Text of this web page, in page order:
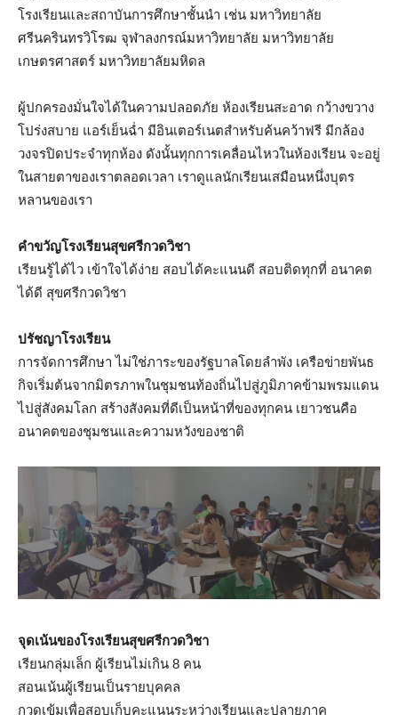
โรงเรียนและสถาบันการศึกษาชั้นนำ เช่น มหาวิทยาลัย
ศรีนครินทรวิโรฒ จุฬาลงกรณ์มหาวิทยาลัย มหาวิทยาลัย
เกษตรศาสตร์ มหาวิทยาลัยมหิดล
ผู้ปกครองมั่นใจได้ในความปลอดภัย ห้องเรียนสะอาด กว้างขวาง
โปร่งสบาย แอร์เย็นฉ่ำ มีอินเตอร์เนตสำหรับค้นคว้าฟรี มีกล้อง
วงจรปิดประจำทุกห้อง ดังนั้นทุกการเคลื่อนไหวในห้องเรียน จะอยู่
ในสายตาของเราตลอดเวลา เราดูแลนักเรียนเสมือนหนึ่งบุตร
หลานของเรา
คำขวัญโรงเรียนสุขศรีกวดวิชา
เรียนรู้ได้ไว เข้าใจได้ง่าย สอบได้คะแนนดี สอบติดทุกที่ อนาคต
ได้ดี สุขศรีกวดวิชา
ปรัชญาโรงเรียน
การจัดการศึกษา ไม่ใช่ภาระของรัฐบาลโดยลำพัง เครือข่ายพันธ
กิจเริ่มต้นจากมิตรภาพในชุมชนท้องถิ่นไปสู่ภูมิภาคข้ามพรมแดน
ไปสู่สังคมโลก สร้างสังคมที่ดีเป็นหน้าที่ของทุกคน เยาวชนคือ
อนาคตของชุมชนและความหวังของชาติ
จุดเน้นของโรงเรียนสุขศรีกวดวิชา
เรียนกลุ่มเล็ก ผู้เรียนไม่เกิน 8 คน
สอนเน้นผู้เรียนเป็นรายบุคคล
กวดเข้มเพื่อสอบเก็บคะแนนระหว่างเรียนและปลายภาค